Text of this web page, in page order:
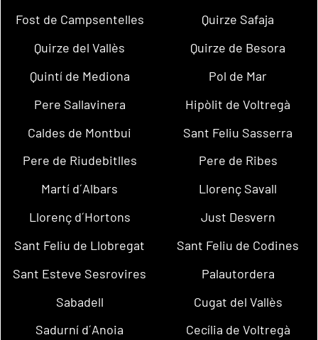
Fost de Campsentelles
Quirze Safaja
Quirze del Vallès
Quirze de Besora
Quintí de Mediona
Pol de Mar
Pere Sallavinera
Hipòlit de Voltregà
Caldes de Montbui
Sant Feliu Sasserra
Pere de Riudebitlles
Pere de Ribes
Martí d´Albars
Llorenç Savall
Llorenç d´Hortons
Just Desvern
Sant Feliu de Llobregat
Sant Feliu de Codines
Sant Esteve Sesrovires
Palautordera
Sabadell
Cugat del Vallès
Sadurní d´Anoia
Cecília de Voltregà